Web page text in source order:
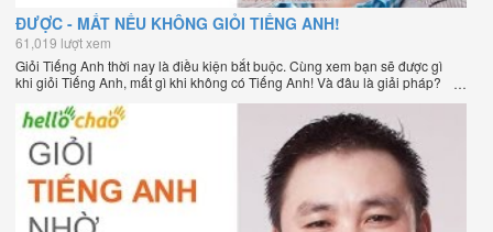
ĐƯỢC - MẤT NẾU KHÔNG GIỎI TIẾNG ANH!
61,019 lượt xem
Giỏi Tiếng Anh thời nay là điều kiện bắt buộc. Cùng xem bạn sẽ được gì
khi giỏi Tiếng Anh, mất gì khi không có Tiếng Anh! Và đâu là giải pháp?